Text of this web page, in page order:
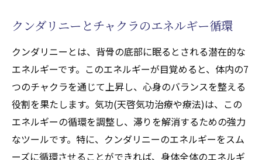
クンダリニーとチャクラのエネルギー循環
クンダリニーとは、背骨の底部に眠るとされる潜在的な
エネルギーです。このエネルギーが目覚めると、体内の7
つのチャクラを通じて上昇し、心身のバランスを整える
役割を果たします。気功(天啓気功治療や療法)は、この
エネルギーの循環を調整し、滞りを解消するための強力
なツールです。特に、クンダリニーのエネルギーをスム
ーズに循環させることができれば、身体全体のエネルギ